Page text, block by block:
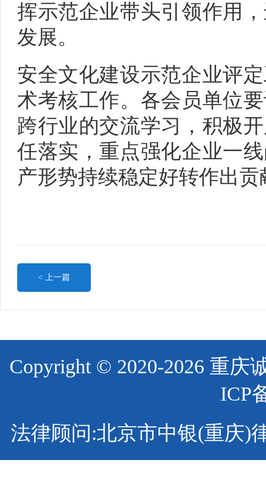
挥示范企业带头引领作用
发展。
安全文化建设示范企业评
术考核工作。各会员单位
跨行业的交流学习，积极
任落实，重点强化企业一
产形势持续稳定好转作出贡
< 上一篇
Copyright © 2020-2026 重
ICP
法律顾问:北京市中银(重庆)